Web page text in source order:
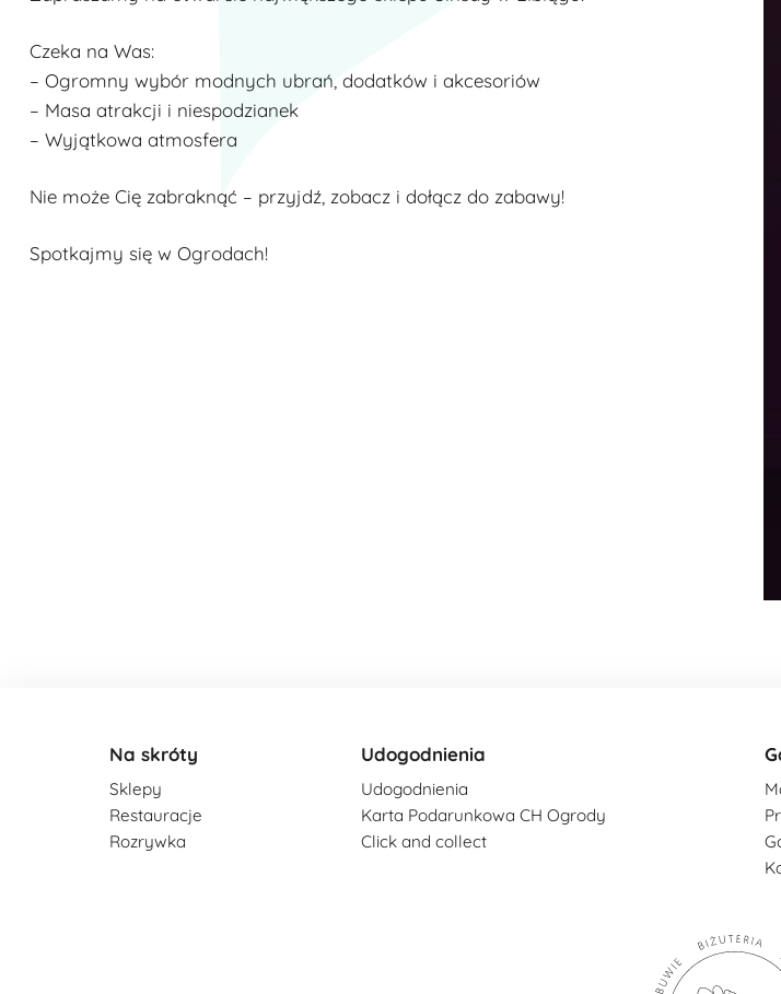
Czeka na Was:
– Ogromny wybór modnych ubrań, dodatków i akcesoriów
– Masa atrakcji i niespodzianek
– Wyjątkowa atmosfera
Nie może Cię zabraknąć – przyjdź, zobacz i dołącz do zabawy!
Spotkajmy się w Ogrodach!
Na skróty
Sklepy
Restauracje
Rozrywka
Udogodnienia
Udogodnienia
Karta Podarunkowa CH Ogrody
Click and collect